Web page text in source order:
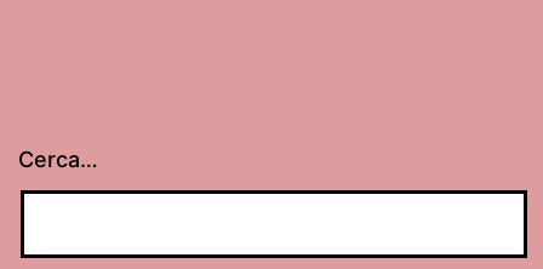
Cerca…